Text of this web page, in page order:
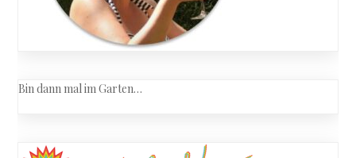
Bin dann mal im Garten…